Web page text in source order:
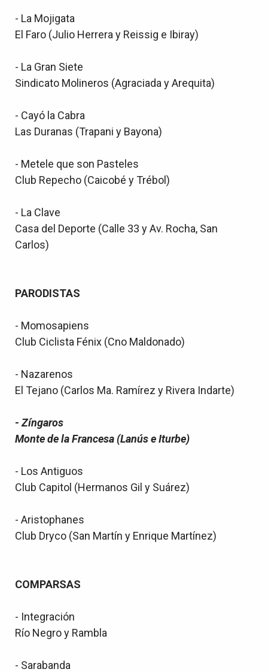
- La Mojigata
El Faro (Julio Herrera y Reissig e Ibiray)
- La Gran Siete
Sindicato Molineros (Agraciada y Arequita)
- Cayó la Cabra
Las Duranas (Trapani y Bayona)
- Metele que son Pasteles
Club Repecho (Caicobé y Trébol)
- La Clave
Casa del Deporte (Calle 33 y Av. Rocha, San
Carlos)
PARODISTAS
- Momosapiens
Club Ciclista Fénix (Cno Maldonado)
- Nazarenos
El Tejano (Carlos Ma. Ramírez y Rivera Indarte)
- Zíngaros
Monte de la Francesa (Lanús e Iturbe)
- Los Antiguos
Club Capitol (Hermanos Gil y Suárez)
- Aristophanes
Club Dryco (San Martín y Enrique Martínez)
COMPARSAS
- Integración
Río Negro y Rambla
- Sarabanda